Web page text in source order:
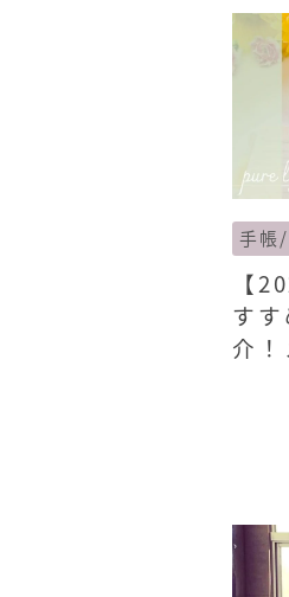
手帳
【
す
介